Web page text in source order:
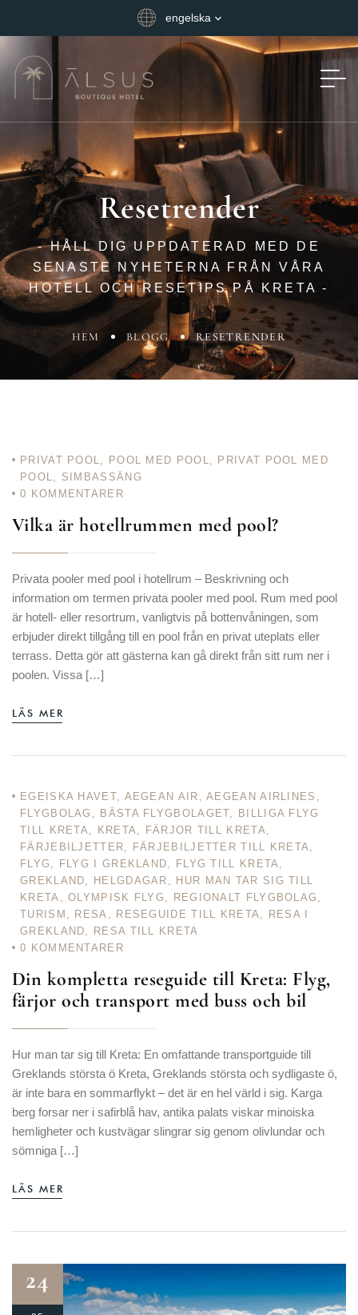
engelska
Resetrender
- HÅLL DIG UPPDATERAD MED DE
SENASTE NYHETERNA FRÅN VÅRA
HOTELL OCH RESETIPS PÅ KRETA -
HEM BLOGG RESETRENDER
PRIVAT POOL, POOL MED POOL, PRIVAT POOL MED
POOL, SIMBASSÄNG
0 KOMMENTARER
Vilka är hotellrummen med pool?
Privata pooler med pool i hotellrum – Beskrivning och
information om termen privata pooler med pool. Rum med pool
är hotell- eller resortrum, vanligtvis på bottenvåningen, som
erbjuder direkt tillgång till en pool från en privat uteplats eller
terrass. Detta gör att gästerna kan gå direkt från sitt rum ner i
poolen. Vissa […]
LÄS MER
EGEISKA HAVET, AEGEAN AIR ,AEGEAN AIRLINES ,
FLYGBOLAG , BÄSTA FLYGBOLAGET,
BILLIGA FLYG
TILL KRETA, KRETA, FÄRJOR TILL KRETA,
FÄRJEBILJETTER, FÄRJEBILJETTER TILL KRETA,
FLYG , FLYG I GREKLAND, FLYG TILL KRETA,
GREKLAND, HELGDAGAR , HUR MAN TAR SIG TILL
KRETA ,OLYMPISK FLYG , REGIONALT FLYGBOLAG ,
TURISM , RESA , RESEGUIDE TILL KRETA,
RESA I
GREKLAND,
RESA TILL KRETA
0 KOMMENTARER
Din kompletta reseguide till Kreta: Flyg,
färjor och transport med buss och bil
Hur man tar sig till Kreta: En omfattande transportguide till
Greklands största ö Kreta, Greklands största och sydligaste ö,
är inte bara en sommarflykt – det är en hel värld i sig. Karga
berg forsar ner i safirblå hav, antika palats viskar minoiska
hemligheter och kustvägar slingrar sig genom olivlundar och
sömniga […]
LÄS MER
24